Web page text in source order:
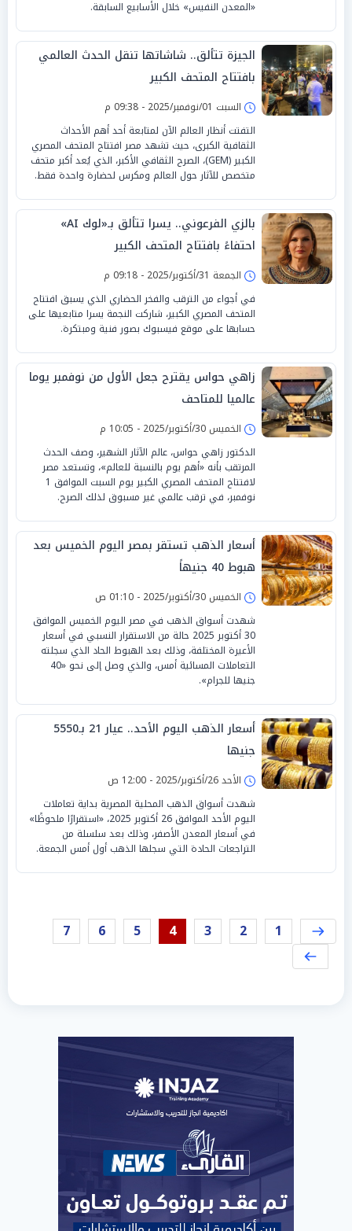
«المعدن النفيس» خلال الأسابيع السابقة.
الجيزة تتألق.. شاشاتها تنقل الحدث العالمي
بافتتاح المتحف الكبير
السبت 01/نوفمبر/2025 - 09:38 م
التفتت أنظار العالم الآن لمتابعة أحد أهم الأحداث
الثقافية الكبرى، حيث تشهد مصر افتتاح المتحف المصري
الكبير (GEM)، الصرح الثقافي الأكبر، الذي يُعد أكبر متحف
متخصص للآثار حول العالم ومكرس لحضارة واحدة فقط.
بالزي الفرعوني.. يسرا تتألق بـ«لوك AI»
احتفاءً بافتتاح المتحف الكبير
الجمعة 31/أكتوبر/2025 - 09:18 م
في أجواء من الترقب والفخر الحضاري الذي يسبق افتتاح
المتحف المصري الكبير، شاركت النجمة يسرا متابعيها على
حسابها على موقع فيسبوك بصور فنية ومبتكرة.
زاهي حواس يقترح جعل الأول من نوفمبر يوما
عالميا للمتاحف
الخميس 30/أكتوبر/2025 - 10:05 م
الدكتور زاهي حواس، عالم الآثار الشهير، وصف الحدث
المرتقب بأنه «أهم يوم بالنسبة للعالم»، وتستعد مصر
لافتتاح المتحف المصري الكبير يوم السبت الموافق 1
نوفمبر، في ترقب عالمي غير مسبوق لذلك الصرح.
أسعار الذهب تستقر بمصر اليوم الخميس بعد
هبوط 40 جنيهاً
الخميس 30/أكتوبر/2025 - 01:10 ص
شهدت أسواق الذهب في مصر اليوم الخميس الموافق
30 أكتوبر 2025 حالة من الاستقرار النسبي في أسعار
الأعيرة المختلفة، وذلك بعد الهبوط الحاد الذي سجلته
التعاملات المسائية أمس، والذي وصل إلى نحو «40
جنيها للجرام».
أسعار الذهب اليوم الأحد.. عيار 21 بـ5550
جنيها
الأحد 26/أكتوبر/2025 - 12:00 ص
شهدت أسواق الذهب المحلية المصرية بداية تعاملات
اليوم الأحد الموافق 26 أكتوبر 2025، «استقرارًا ملحوظًا»
في أسعار المعدن الأصفر، وذلك بعد سلسلة من
التراجعات الحادة التي سجلها الذهب أول أمس الجمعة.
1
2
3
4
5
6
7